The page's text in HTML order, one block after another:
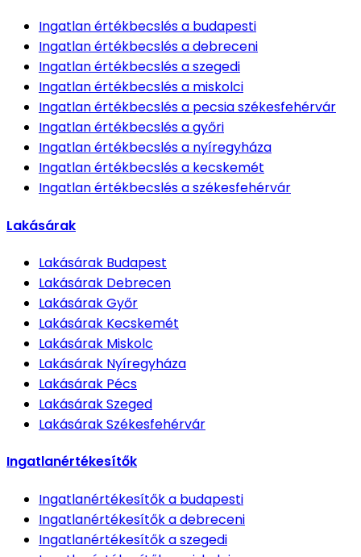
Ingatlan értékbecslésa budapesti
Ingatlan értékbecslésa debreceni
Ingatlan értékbecslésa szegedi
Ingatlan értékbecslésa miskolci
Ingatlan értékbecslésa pecsia székesfehérvár
Ingatlan értékbecslésa győri
Ingatlan értékbecslésa nyíregyháza
Ingatlan értékbecslésa kecskemét
Ingatlan értékbecslésa székesfehérvár
Lakásárak
Lakásárak Budapest
Lakásárak Debrecen
LakásárakGyőr
Lakásárak Kecskemét
Lakásárak Miskolc
Lakásárak Nyíregyháza
Lakásárak Pécs
LakásárakSzeged
LakásárakSzékesfehérvár
Ingatlanértékesítők
Ingatlanértékesítőka budapesti
Ingatlanértékesítőka debreceni
Ingatlanértékesítőka szegedi